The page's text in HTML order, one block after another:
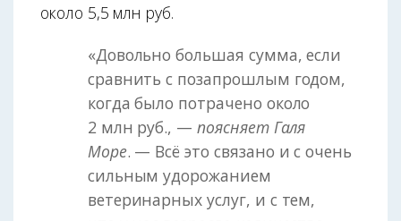
около 5,5 млн руб.
«Довольно большая сумма, если
сравнить с позапрошлым годом,
когда было потрачено около
2 млн руб., —поясняет Галя
Море. — Всё это связано и с очень
сильным удорожанием
ветеринарных услуг, и с тем,